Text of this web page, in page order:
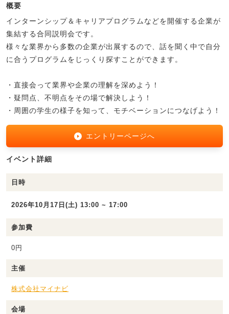
概要
インターンシップ＆キャリアプログラムなどを開催する企業が
集結する合同説明会です。
様々な業界から多数の企業が出展するので、話を聞く中で自分
に合うプログラムをじっくり探すことができます。
・直接会って業界や企業の理解を深めよう！
・疑問点、不明点をその場で解決しよう！
・周囲の学生の様子を知って、モチベーションにつなげよう！
エントリーページへ
イベント詳細
日時
2026年10月17日(土) 13:00 ~ 17:00
参加費
0円
主催
株式会社マイナビ
会場